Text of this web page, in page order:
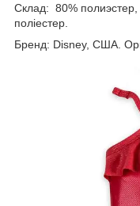
Склад: 80% полиэстер,
поліестер.
Бренд: Disney, США.